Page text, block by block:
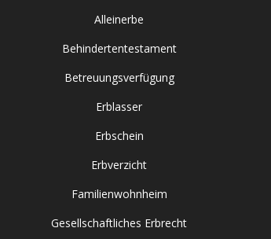
Alleinerbe
Behindertentestament
Betreuungsverfügung
Erblasser
Erbschein
Erbverzicht
Familienwohnheim
Gesellschaftliches Erbrecht